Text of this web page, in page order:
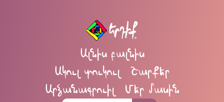
Ալնիս բալնիս
Ակուլ տուկուլ
Շարքեր
Արձանագրուիլ
Մեր մասին